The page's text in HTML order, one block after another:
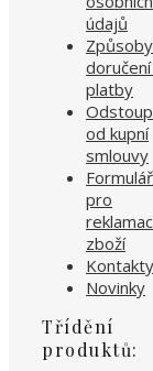
údajů
Způsoby
doručení
platby
od kupní
smlouvy
Formulář
pro
zboží
Kontakty
Novinky
Třídění
produktů: